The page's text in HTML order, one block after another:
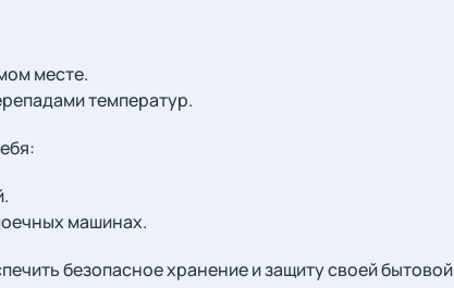
месте.
температур.
машинах.
безопасное хранение и защиту своей бытовой